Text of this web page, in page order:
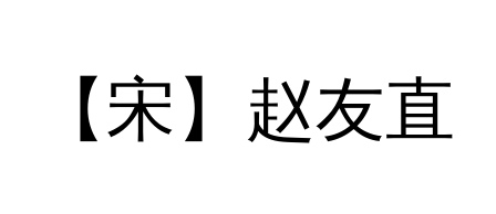
【宋】赵友直